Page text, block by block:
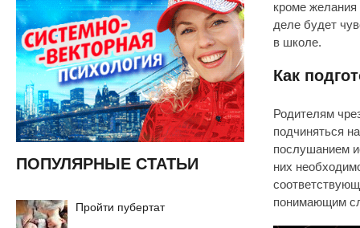
ПОПУЛЯРНЫЕ СТАТЬИ
Пройти пубертат
кроме желания
деле будет
в школе.
Как
Родителям
подчиняться
послушанием
них
понимающим